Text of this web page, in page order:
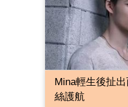
Mina輕生後扯
絲護航